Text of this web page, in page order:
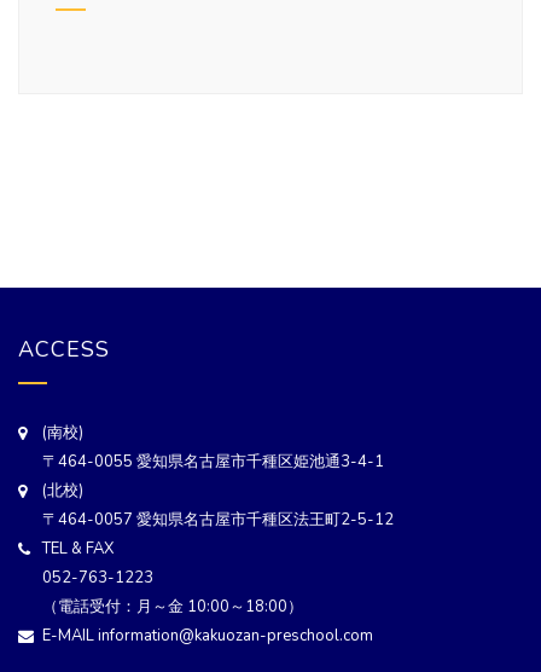
ACCESS
(南校)
〒464-0055 愛知県名古屋市千種区姫池通3-4-1
(北校)
〒464-0057 愛知県名古屋市千種区法王町2-5-12
TEL & FAX
052-763-1223
（電話受付：月～金 10:00～18:00）
E-MAIL information@kakuozan-preschool.com